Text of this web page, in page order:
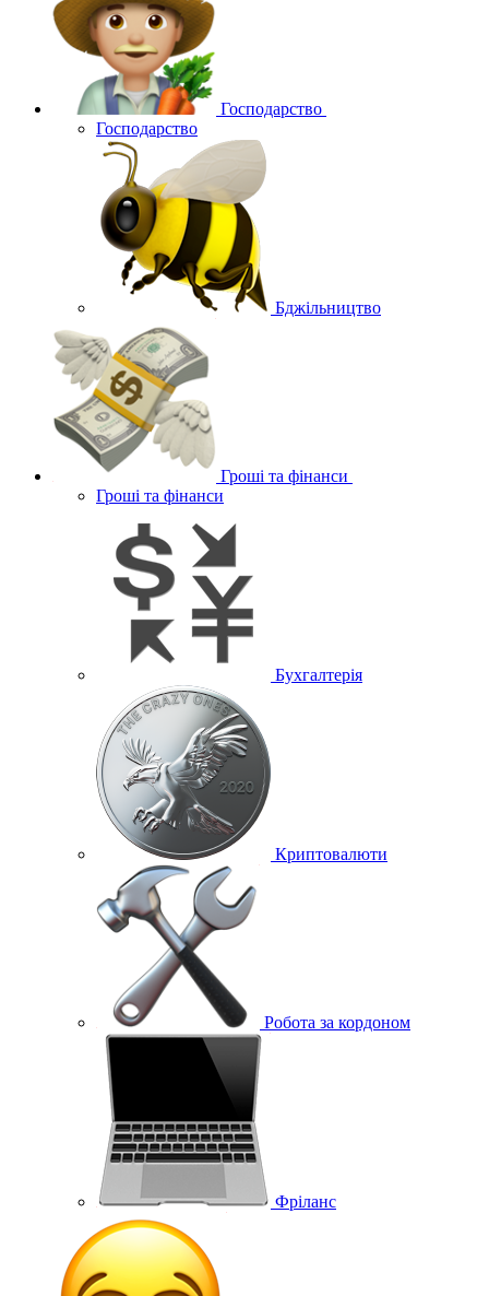
Господарство
Господарство
Бджільництво
Гроші та фінанси
Гроші та фінанси
Бухгалтерія
Криптовалюти
Робота за кордоном
Фріланс